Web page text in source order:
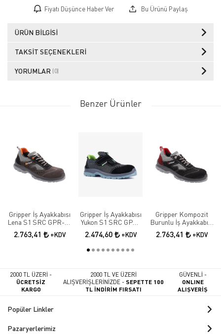
Fiyatı Düşünce Haber Ver Bu Ürünü Paylaş
ÜRÜN BILGISI
TAKSIT SEÇENEKLERI
YORUMLAR (0)
Benzer Ürünler
Gripper İş Ayakkabısı
Lena S1 SRC GPR-70
Elektrikçi Ayakkabısı
2.763,41 +KDV
Gripper İş Ayakkabısı
Yukon S1 SRC GPR-
171
2.474,60 +KDV
Gripper Kompozit
Burunlu İş Ayakkabısı
Lena S1 SRC GPR-71
2.763,41 +KDV
2000 TL ÜZERİ -
ÜCRETSİZ
KARGO
2000 TL VE ÜZERİ
ALIŞVERİŞLERİNİZDE -SEPETTE 100
TL İNDİRİM FIRSATI
GÜVENLİ -
ONLINE
ALIŞVERİŞ
Popüler Linkler
Pazaryerlerimiz